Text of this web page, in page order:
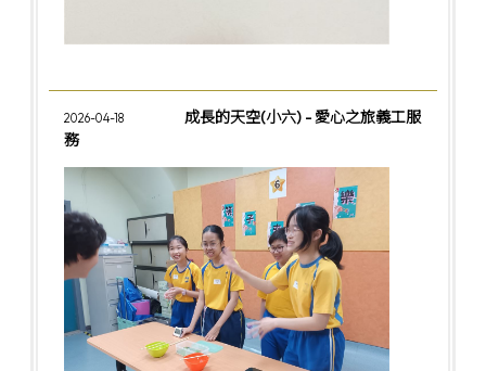
2026-04-18
成長的天空(小六) - 愛心之旅義工服
務